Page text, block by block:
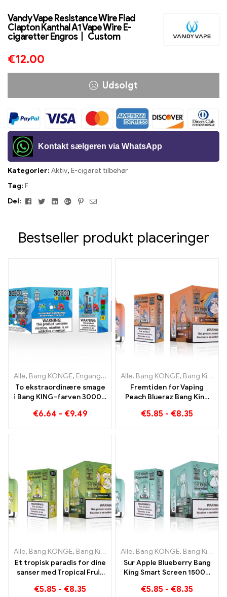
Vandy Vape Resistance Wire Flad
Clapton Kanthal A1 Vape Wire E-
cigaretter Engros丨 Custom
€12.00
Udsolgt
Kontakt sælgeren via WhatsApp
Kategorier: Aktiv, E-cigaret tilbehør
Tag: F
Del:
FacebookTwitterLinkedinGoogle+Pinterest
E-
Bestseller produkt placeringer
Alle, Bang KONGE, Engangs e-cigaretter Litauen ,Engangs e-
To ekstraordinære smage
i Bang KING-farven 30000
Hindbær blandet og
€6.64 - €9.49
Alle, Bang KONGE, Bang King Smart skærm 15000 Puff
Fremtiden for Vaping
Peach Blueraz Bang King
€5.85 - €8.35
Alle, Bang KONGE, Bang King Smart skærm 15000 Puff ,Engangs
Et tropisk paradis for dine
sanser med Tropical Fruit
15000 Puff
€5.85 - €8.35
Alle, Bang KONGE, Bang King Smart skærm 15000 Puff
Sur Apple Blueberry Bang
King Smart Screen 15000
vaping-oplevelse fuld af
€5.85 - €8.35